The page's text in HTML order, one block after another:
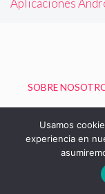
Aplicaciones
SOBRE
©
Usamos
experiencia en